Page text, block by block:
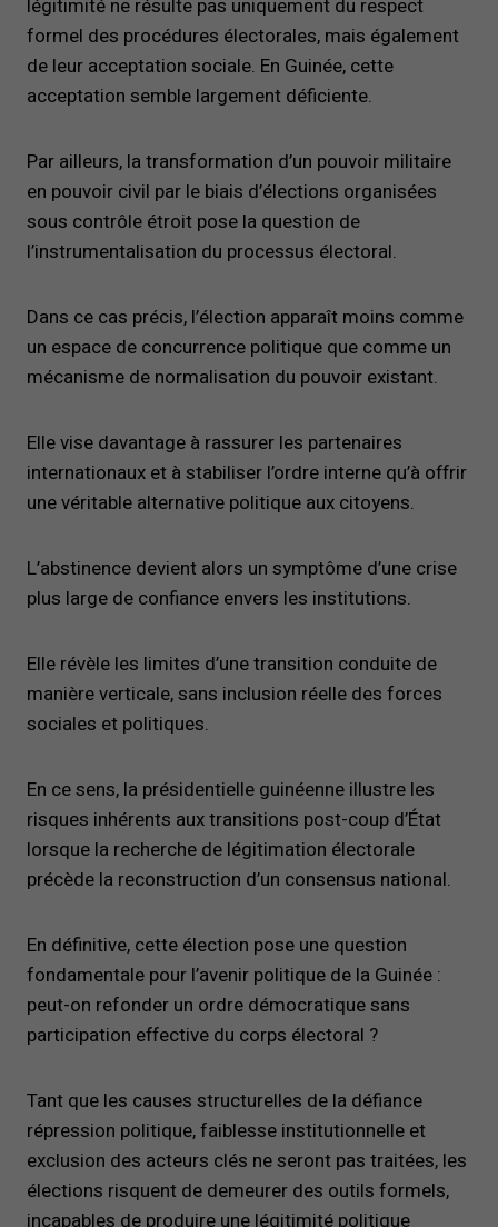
légitimité ne résulte pas uniquement du respect
formel des procédures électorales, mais également
de leur acceptation sociale. En Guinée, cette
acceptation semble largement déficiente.
Par ailleurs, la transformation d’un pouvoir militaire
en pouvoir civil par le biais d’élections organisées
sous contrôle étroit pose la question de
l’instrumentalisation du processus électoral.
Dans ce cas précis, l’élection apparaît moins comme
un espace de concurrence politique que comme un
mécanisme de normalisation du pouvoir existant.
Elle vise davantage à rassurer les partenaires
internationaux et à stabiliser l’ordre interne qu’à offrir
une véritable alternative politique aux citoyens.
L’abstinence devient alors un symptôme d’une crise
plus large de confiance envers les institutions.
Elle révèle les limites d’une transition conduite de
manière verticale, sans inclusion réelle des forces
sociales et politiques.
En ce sens, la présidentielle guinéenne illustre les
risques inhérents aux transitions post-coup d’État
lorsque la recherche de légitimation électorale
précède la reconstruction d’un consensus national.
En définitive, cette élection pose une question
fondamentale pour l’avenir politique de la Guinée :
peut-on refonder un ordre démocratique sans
participation effective du corps électoral ?
Tant que les causes structurelles de la défiance
répression politique, faiblesse institutionnelle et
exclusion des acteurs clés ne seront pas traitées, les
élections risquent de demeurer des outils formels,
incapables de produire une légitimité politique